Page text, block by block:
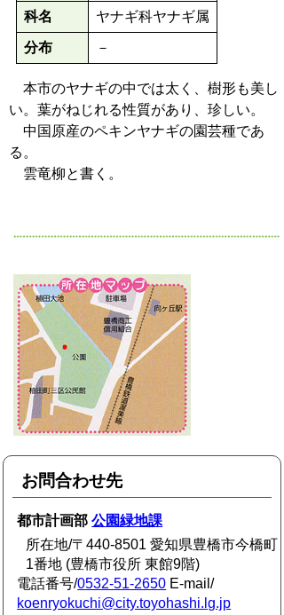
科名 ヤナギ科ヤナギ属
分布 －
本市のヤナギの中では太く、樹形も美し
い。葉がねじれる性質があり、珍しい。
中国原産のペキンヤナギの園芸種であ
る。
雲竜柳と書く。
お問合わせ先
都市計画部公園緑地課
所在地/〒440-8501 愛知県豊橋市今橋町
1番地 (豊橋市役所 東館9階)
電話番号/0532-51-2650 E-mail/
koenryokuchi@city.toyohashi.lg.jp